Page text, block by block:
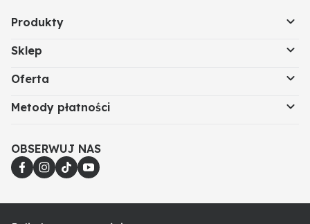
Produkty
Sklep
Oferta
Metody płatności
OBSERWUJ NAS